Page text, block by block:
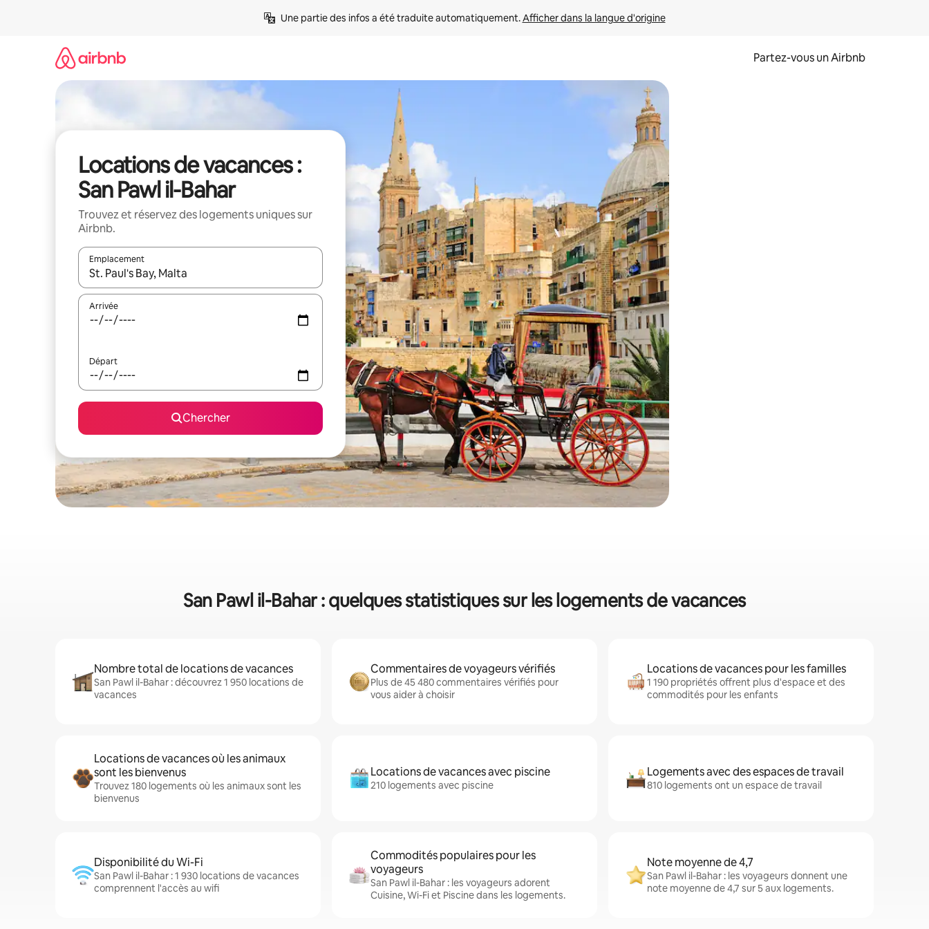
Une partie des infos a été traduite automatiquement. Afficher dans la langue d'origine
Partez-vous un Airbnb
Locations de vacances :
San Pawl il-Bahar
Trouvez et réservez des logements uniques sur
Airbnb.
Emplacement
Quand les résultats sont affichés, parcourez-les en utilisant les flèches vers le haut et vers le bas, ou en appuyant dessus et en les faisant glisser.
Arrivée
Départ
Chercher
San Pawl il-Bahar : quelques statistiques sur les logements de vacances
Nombre total de locations de vacances
San Pawl il-Bahar : découvrez 1 950 locations de
vacances
Commentaires de voyageurs vérifiés
Plus de 45 480 commentaires vérifiés pour
vous aider à choisir
Locations de vacances pour les familles
1 190 propriétés offrent plus d'espace et des
commodités pour les enfants
Locations de vacances où les animaux
sont les bienvenus
Trouvez 180 logements où les animaux sont les
bienvenus
Locations de vacances avec piscine
210 logements avec piscine
Logements avec des espaces de travail
810 logements ont un espace de travail
Disponibilité du Wi-Fi
San Pawl il-Bahar : 1 930 locations de vacances
comprennent l'accès au wifi
Commodités populaires pour les
voyageurs
San Pawl il-Bahar : les voyageurs adorent
Cuisine, Wi-Fi et Piscine dans les logements.
Note moyenne de 4,7
San Pawl il-Bahar : les voyageurs donnent une
note moyenne de 4,7 sur 5 aux logements.